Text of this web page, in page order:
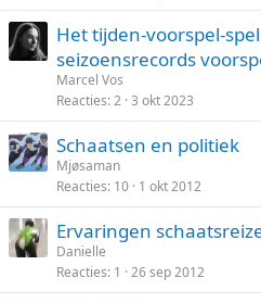
Het tijden-voorspel-
seizoensrecords
Marcel Vos
Reacties 2 3 okt 2023
Schaatsen en politiek
Mjøsaman
Reacties 10 1 okt 2012
Ervaringen
Danielle
Reacties 1 26 sep 2012